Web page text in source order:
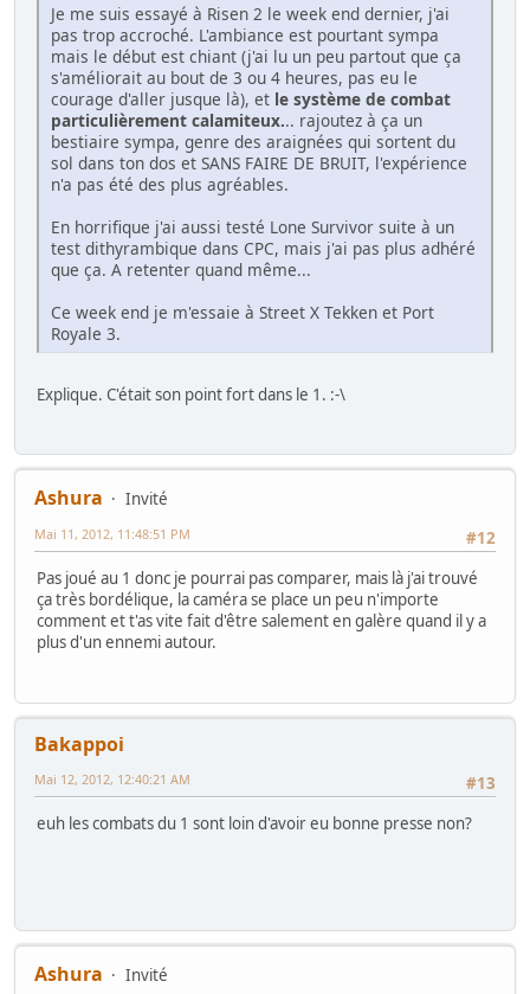
Je me suis essayé à Risen 2 le week end dernier, j'ai
pas trop accroché. L'ambiance est pourtant sympa
mais le début est chiant (j'ai lu un peu partout que ça
s'améliorait au bout de 3 ou 4 heures, pas eu le
courage d'aller jusque là), et le système de combat
particulièrement calamiteux... rajoutez à ça un
bestiaire sympa, genre des araignées qui sortent du
sol dans ton dos et SANS FAIRE DE BRUIT, l'expérience
n'a pas été des plus agréables.
En horrifique j'ai aussi testé Lone Survivor suite à un
test dithyrambique dans CPC, mais j'ai pas plus adhéré
que ça. A retenter quand même...
Ce week end je m'essaie à Street X Tekken et Port
Royale 3.
Explique. C'était son point fort dans le 1. :-\
Ashura
Invité
#12
Mai 11, 2012, 11:48:51 PM
Pas joué au 1 donc je pourrai pas comparer, mais là j'ai trouvé
ça très bordélique, la caméra se place un peu n'importe
comment et t'as vite fait d'être salement en galère quand il y a
plus d'un ennemi autour.
Bakappoi
#13
Mai 12, 2012, 12:40:21 AM
euh les combats du 1 sont loin d'avoir eu bonne presse non?
Ashura Invité